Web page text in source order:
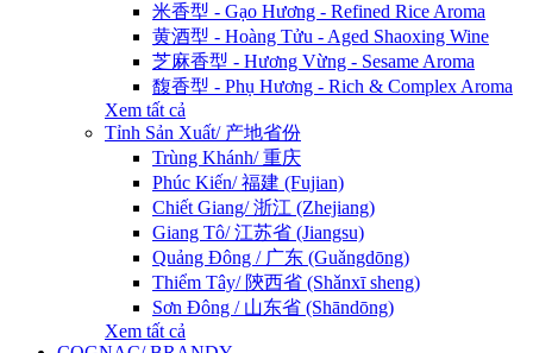
米香型 - Gạo Hương - Refined Rice Aroma
黄酒型 - Hoàng Tửu - Aged Shaoxing Wine
芝麻香型 - Hương Vừng - Sesame Aroma
馥香型 - Phụ Hương - Rich & Complex Aroma
Xem tất cả
Tỉnh Sản Xuất/ 产地省份
Trùng Khánh/ 重庆
Phúc Kiến/ 福建 (Fujian)
Chiết Giang/ 浙江 (Zhejiang)
Giang Tô/ 江苏省 (Jiangsu)
Quảng Đông / 广东 (Guǎngdōng)
Thiểm Tây/ 陝西省 (Shǎnxī sheng)
Sơn Đông / 山东省 (Shāndōng)
Xem tất cả